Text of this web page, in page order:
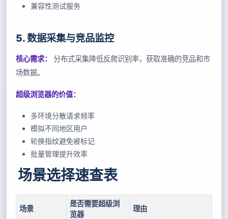
兼容性测试服务
5. 数据采集与竞品监控
核心需求：
分布式采集降低反爬识别率，获取准确的竞品和市
场数据。
超级浏览器的价值：
多环境分散请求频率
模拟不同地区用户
轮换指纹避免被标记
批量管理提升效率
场景选择速查表
场景
是否需要超级浏
览器
理由